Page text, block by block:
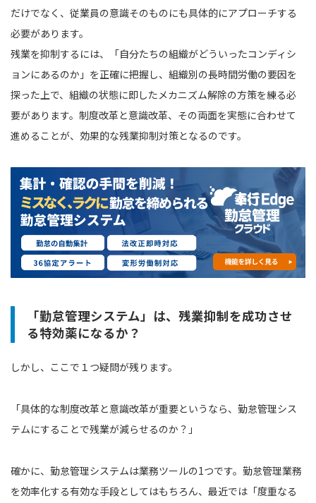
だけでなく、従業員の意識そのものにも具体的にアプローチする
必要があります。
残業を抑制するには、「自分たちの組織がどういったコンディシ
ョンにあるのか」を正確に把握し、組織別の長時間労働の要因を
探った上で、組織の状態に即したメカニズム解除の方策を練る必
要があります。制度改革と意識改革、その両面を実態に合わせて
進めることが、効果的な残業抑制対策となるのです。
「勤怠管理システム」は、残業抑制を成功させ
る特効薬になるか？
しかし、ここで１つ疑問が残ります。
「具体的な制度改革と意識改革が重要というなら、勤怠管理シス
テムにすることで残業が減らせるのか？」
確かに、勤怠管理システムは業務ツールの1つです。勤怠管理業務
を効率化する有効な手段としてはもちろん、最近では「度重なる